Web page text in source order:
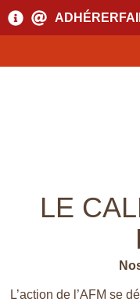
ADHÉRER
LE
L’action de l’AFM se